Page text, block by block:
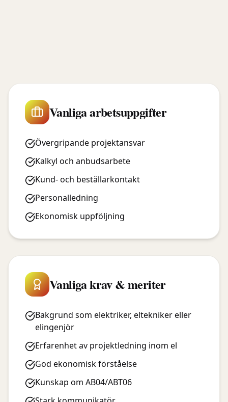
Vanliga arbetsuppgifter
Övergripande projektansvar
Kalkyl och anbudsarbete
Kund- och beställarkontakt
Personalledning
Ekonomisk uppföljning
Vanliga krav & meriter
Bakgrund som elektriker, eltekniker eller
elingenjör
Erfarenhet av projektledning inom el
God ekonomisk förståelse
Kunskap om AB04/ABT06